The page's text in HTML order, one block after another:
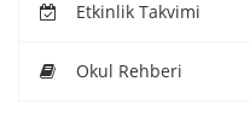
Etkinlik Takvimi
Okul Rehberi